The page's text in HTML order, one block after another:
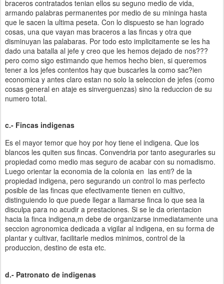
braceros contratados tenian ellos su seguno medio de vida,
armando palabras permanentes por medio de su mininga hasta
que le sacen la ultima peseta. Con lo dispuesto se han logrado
cosas, una que vayan mas braceros a las fincas y otra que
disminuyan las palabaras. Por todo esto implicitamente se les ha
dado una batalla al jefe y creo que les hemos dejado de nos???
pero como sigo estimando que hemos hecho bien, si queremos
tener a los jefes contentos hay que buscarles la como sac?ien
economica y antes claro estan no solo la seleccion de jefes (como
cosas general en ataje es sinverguenzas) sino la reduccion de su
numero total.
c.- Fincas indigenas
Es el mayor temor que hoy por hoy tiene el indigena. Que los
blancos les quiten sus fincas. Convendria por tanto asegurarles su
propiedad como medio mas seguro de acabar con su nomadismo.
Luego orientar la economia de la colonia en las enti? de la
propiedad indigena, pero segurando un control lo mas perfecto
posible de las fincas que efectivamente tienen en cultivo,
distinguiendo lo que puede llegar a llamarse finca lo que sea la
disculpa para no acudir a prestaciones. Si se le da orientacion
hacia la finca indigena,m debe de organizarse inmediatamente una
seccion agronomica dedicada a vigilar al indigena, en su forma de
plantar y cultivar, facilitarle medios minimos, control de la
produccion, destino de esta etc.
d.- Patronato de indigenas